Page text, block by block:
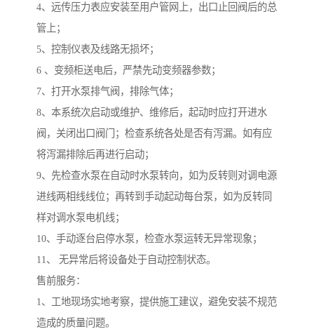
4、远传压力表应安装至用户管网上，出口止回阀后的总
管上；
5、控制仪表及线路无损坏；
6 、变频柜送电后，严禁先动变频器参数；
7、打开水泵排气阀，排除气体；
8、本系统次启动或维护、维修后，起动时应打开进水
阀，关闭出口阀门；检查系统各处是否有泻漏。如有应
将泻漏排除后再进行启动；
9、先检查水泵在自动时水泵转向，如为反转则对调电源
进线两相线线位；再转到手动起动每台泵，如为反转同
样对调水泵电机线；
10、手动逐台启停水泵，检查水泵运转无异常现象；
11、 无异常后将设备处于自动控制状态。
售前服务：
1、工地现场实地考察，提供施工建议，避免安装不规范
造成的质量问题。